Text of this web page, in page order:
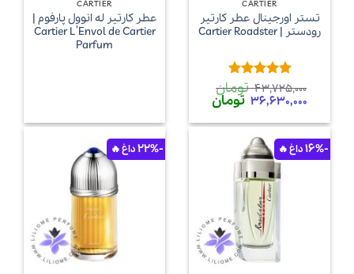
CARTIER
تستر اورجینال عطر کارتیر
رودستر | Cartier Roadster
امتیاز5از
5
43,725,000 تومان
قیمت
اصلی
43,725,000 تومان
بود.
36,630,000 تومان
36,630,000 تومان
است.
CARTIER
عطر کارتیر له انوول پارفوم |
Cartier L’Envol de Cartier
Parfum
-16%
-22%